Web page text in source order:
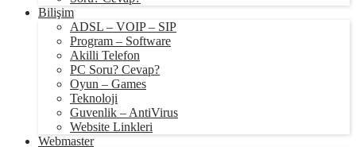
Bilişim
ADSL – VOIP – SIP
Program – Software
Akilli Telefon
PC Soru? Cevap?
Oyun – Games
Teknoloji
Guvenlik – AntiVirus
Website Linkleri
Webmaster